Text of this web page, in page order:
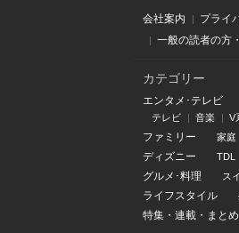
会社案内 プライ
一般の読者の方
カテゴリー
エンタメ･テレビ
テレビ 音楽 V
ファミリー 家庭
ディズニー TDL
グルメ･料理 ス
ライフスタイル
特集 ・ 連載 ・ まとめ